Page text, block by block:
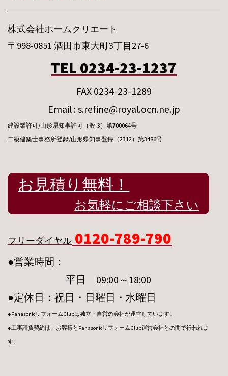
株式会社ホームクリエート
〒998-0851 酒田市東大町3丁目27-6
TEL 0234-23-1237
FAX 0234-23-1289
Email : s.refine@royal.ocn.ne.jp
建設業許可/山形県知事許可（般-3）第700064号
二級建築士事務所登録/山形県知事登録（2312）第3486号
お見積り無料！
お気軽にご相談下さい
フリーダイヤル 0120-789-790
●営業時間：
平日 09:00～18:00
●定休日：祝日・日曜日・水曜日
●PanasonicリフォームClubは独立・自営の会社が運営しています。
●工事請負契約は、お客様とPanasonicリフォームClub運営会社との間で行われま
す。